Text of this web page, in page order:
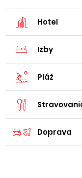
Hotel
Izby
Pláž
Doprava